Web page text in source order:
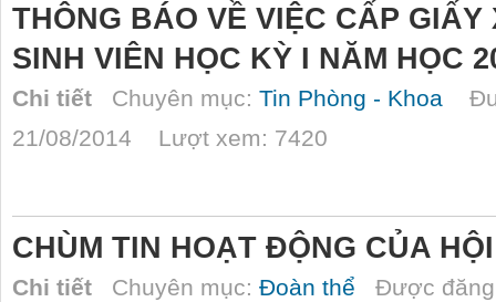
THÔNG BÁO VỀ VIỆC CẤP
SINH VIÊN HỌC KỲ I NĂM HỌC
Chi tiết Chuyên mục: Tin Phòng - Khoa
21/08/2014 Lượt xem: 7420
CHÙM TIN HOẠT ĐỘNG CỦA
Chi tiết Chuyên mục: Đoàn thể Được